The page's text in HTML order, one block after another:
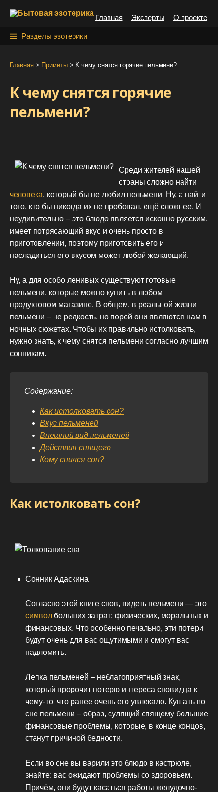
Главная Эксперты О проекте
Разделы эзотерики
Главная > Приметы > К чему снятся горячие пельмени?
К чему снятся горячие
пельмени?
Среди жителей нашей
страны сложно найти
человека, который бы не любил пельмени. Ну, а найти
того, кто бы никогда их не пробовал, ещё сложнее. И
неудивительно – это блюдо является исконно русским,
имеет потрясающий вкус и очень просто в
приготовлении, поэтому приготовить его и
насладиться его вкусом может любой желающий.
Ну, а для особо ленивых существуют готовые
пельмени, которые можно купить в любом
продуктовом магазине. В общем, в реальной жизни
пельмени – не редкость, но порой они являются нам в
ночных сюжетах. Чтобы их правильно истолковать,
нужно знать, к чему снятся пельмени согласно лучшим
сонникам.
Содержание:
Как истолковать сон?
Вкус пельменей
Внешний вид пельменей
Действия спящего
Кому снился сон?
Как истолковать сон?
Сонник Адаскина
Согласно этой книге снов, видеть пельмени — это
символ больших затрат: физических, моральных и
финансовых. Что особенно печально, эти потери
будут очень для вас ощутимыми и смогут вас
надломить.
Лепка пельменей – неблагоприятный знак,
который пророчит потерю интереса сновидца к
чему-то, что ранее очень его увлекало. Кушать во
сне пельмени – образ, сулящий спящему большие
финансовые проблемы, которые, в конце концов,
станут причиной бедности.
Если во сне вы варили это блюдо в кастрюле,
знайте: вас ожидают проблемы со здоровьем.
Причём, они будут касаться работы желудочно-